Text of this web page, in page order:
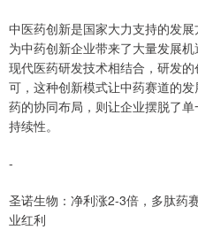
中医药创新是国家大力支持的发
为中药创新企业带来了大量发展
现代医药研发技术相结合，研发
可，这种创新模式让中药赛道的
药的协同布局，则让企业摆脱了
持续性。
-
圣诺生物：净利涨2-3倍，多肽药
业红利